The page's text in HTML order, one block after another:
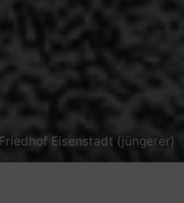
Friedhof Eisenstadt (jüngerer)